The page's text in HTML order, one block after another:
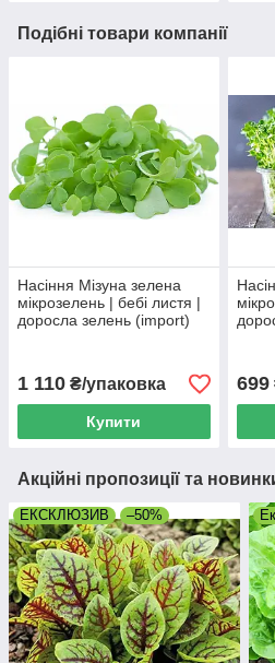
Подібні товари компанії
Насіння Мізуна зелена
мікрозелень | бебі листя |
доросла зелень (import)
1 110 ₴/упаковка
Купити
699
Акційні пропозиції та
ЕКСКЛЮЗИВ –50%